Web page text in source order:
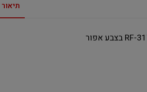
תיאור